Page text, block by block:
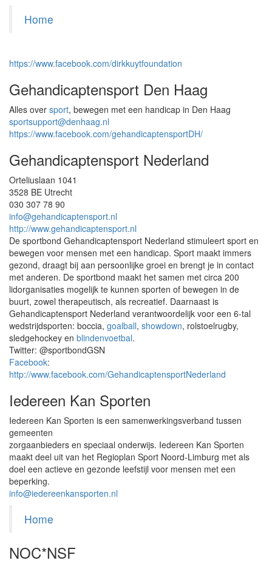
Home
https://www.facebook.com/dirkkuytfoundation
Gehandicaptensport Den Haag
Alles over sport, bewegen met een handicap in Den Haag
sportsupport@denhaag.nl
https://www.facebook.com/gehandicaptensportDH/
Gehandicaptensport Nederland
Orteliuslaan 1041
3528 BE Utrecht
030 307 78 90
info@gehandicaptensport.nl
http://www.gehandicaptensport.nl
De sportbond Gehandicaptensport Nederland stimuleert sport en
bewegen voor mensen met een handicap. Sport maakt immers
gezond, draagt bij aan persoonlijke groei en brengt je in contact
met anderen. De sportbond maakt het samen met circa 200
lidorganisaties mogelijk te kunnen sporten of bewegen in de
buurt, zowel therapeutisch, als recreatief. Daarnaast is
Gehandicaptensport Nederland verantwoordelijk voor een 6-tal
wedstrijdsporten: boccia, goalball, showdown, rolstoelrugby,
sledgehockey en blindenvoetbal.
Twitter: @sportbondGSN
Facebook:
http://www.facebook.com/GehandicaptensportNederland
Iedereen Kan Sporten
Iedereen Kan Sporten is een samenwerkingsverband tussen
gemeenten
zorgaanbieders en speciaal onderwijs. Iedereen Kan Sporten
maakt deel uit van het Regioplan Sport Noord-Limburg met als
doel een actieve en gezonde leefstijl voor mensen met een
beperking.
info@iedereenkansporten.nl
Home
NOC*NSF